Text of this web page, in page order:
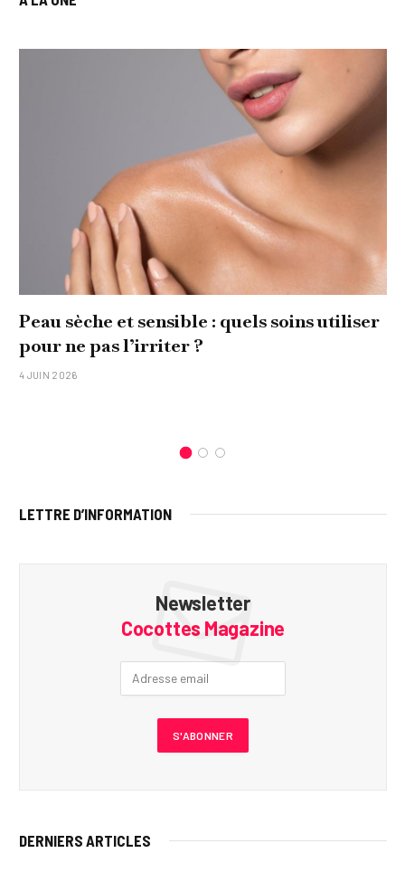
Peau sèche et sensible : quels soins utiliser
pour ne pas l’irriter ?
4 JUIN 2026
LETTRE D’INFORMATION
Newsletter
Cocottes Magazine
DERNIERS ARTICLES